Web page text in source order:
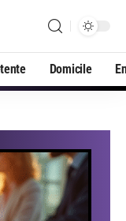
Domicile